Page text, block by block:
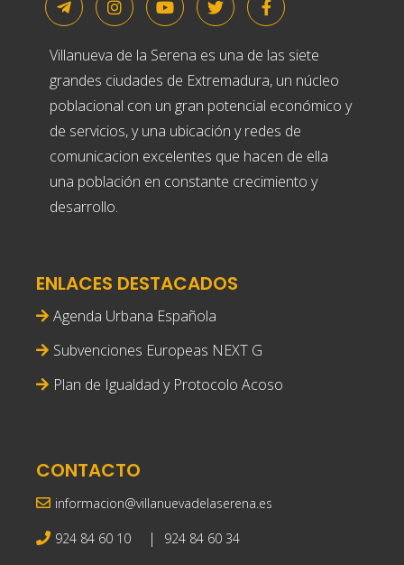
Villanueva de la Serena es una de las siete
grandes ciudades de Extremadura, un núcleo
poblacional con un gran potencial económico y
de servicios, y una ubicación y redes de
comunicacion excelentes que hacen de ella
una población en constante crecimiento y
desarrollo.
ENLACES DESTACADOS
Agenda Urbana Española
Subvenciones Europeas NEXT G
Plan de Igualdad y Protocolo Acoso
CONTACTO
informacion@villanuevadelaserena.es
924 84 60 10 | 924 84 60 34